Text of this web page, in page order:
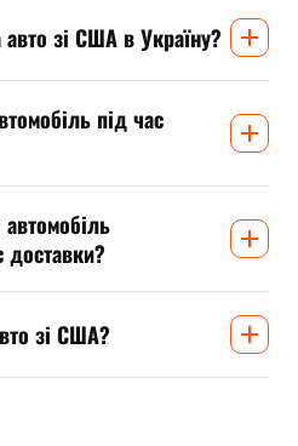
зі США в Україну?
під час
зі США?